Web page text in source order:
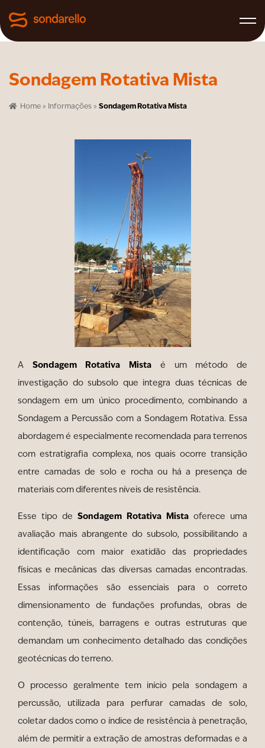
Sondagem Rotativa Mista
Home » Informações » Sondagem Rotativa Mista
A Sondagem Rotativa Mista é um método de
investigação do subsolo que integra duas técnicas de
sondagem em um único procedimento, combinando a
Sondagem a Percussão com a Sondagem Rotativa. Essa
abordagem é especialmente recomendada para terrenos
com estratigrafia complexa, nos quais ocorre transição
entre camadas de solo e rocha ou há a presença de
materiais com diferentes níveis de resistência.
Esse tipo de Sondagem Rotativa Mista oferece uma
avaliação mais abrangente do subsolo, possibilitando a
identificação com maior exatidão das propriedades
físicas e mecânicas das diversas camadas encontradas.
Essas informações são essenciais para o correto
dimensionamento de fundações profundas, obras de
contenção, túneis, barragens e outras estruturas que
demandam um conhecimento detalhado das condições
geotécnicas do terreno.
O processo geralmente tem início pela sondagem a
percussão, utilizada para perfurar camadas de solo,
coletar dados como o índice de resistência à penetração,
além de permitir a extração de amostras deformadas e a